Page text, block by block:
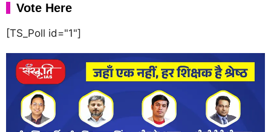
Vote Here
[TS_Poll id="1"]